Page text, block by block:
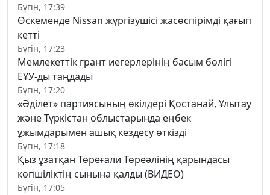
Бүгін, 17:39
Өскеменде Nissan жүргізушісі жасөспірімді қағып
кетті
Бүгін, 17:23
Мемлекеттік грант иегерлерінің басым бөлігі
ЕҰУ-ды таңдады
Бүгін, 17:20
«Әділет» партиясының өкілдері Қостанай, Ұлытау
және Түркістан облыстарында еңбек
ұжымдарымен ашық кездесу өткізді
Бүгін, 17:18
Қыз ұзатқан Төреғали Төреәлінің қарындасы
көпшіліктің сынына қалды (ВИДЕО)
Бүгін, 17:05